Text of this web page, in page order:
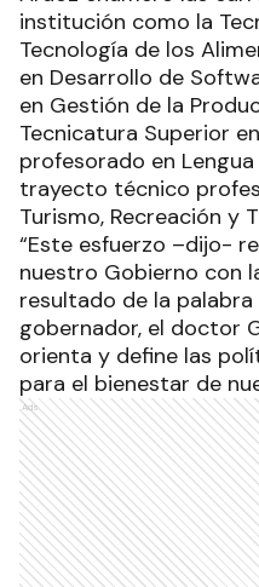
institución como la
Tecnología de los
en Desarrollo de
en Gestión de la
Tecnicatura Superior
profesorado en
trayecto técnico
Turismo, Recreación y
“Este esfuerzo –dijo-
nuestro Gobierno con
resultado de la
gobernador, el doctor
orienta y define las
para el bienestar de
Ads